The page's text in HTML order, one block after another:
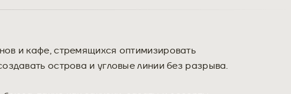
и кафе, стремящихся оптимизировать
острова и угловые линии без разрыва.